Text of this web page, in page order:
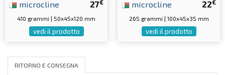
27€
microcline
410 grammi | 50x45x120 mm
vedi il prodotto
22€
microcline
265 grammi | 100x45x35 mm
vedi il prodotto
RITORNO E CONSEGNA